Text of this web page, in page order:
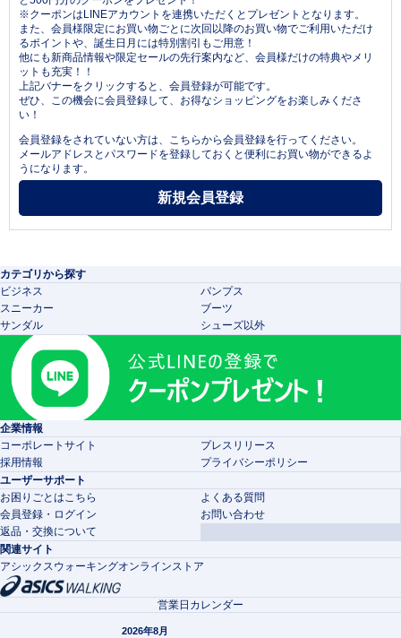
※クーポンはLINEアカウントを連携いただくとプレゼントとなります。
また、会員様限定にお買い物ごとに次回以降のお買い物でご利用いただけ
るポイントや、誕生日月には特別割引もご用意！
他にも新商品情報や限定セールの先行案内など、会員様だけの特典やメリ
ットも充実！！
上記バナーをクリックすると、会員登録が可能です。
ぜひ、この機会に会員登録して、お得なショッピングをお楽しみくださ
い！
会員登録をされていない方は、こちらから会員登録を行ってください。
メールアドレスとパスワードを登録しておくと便利にお買い物ができるよ
うになります。
カテゴリから探す
ビジネス
パンプス
スニーカー
ブーツ
サンダル
シューズ以外
企業情報
コーポレートサイト
プレスリリース
採用情報
プライバシーポリシー
ユーザーサポート
お困りごとはこちら
よくある質問
会員登録・ログイン
お問い合わせ
返品・交換について
関連サイト
アシックスウォーキングオンラインストア
営業日カレンダー
2026年8月